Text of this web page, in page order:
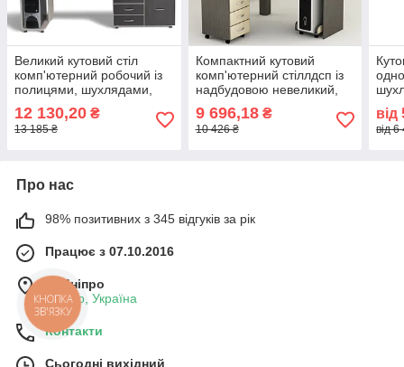
Великий кутовий стіл
комп'ютерний робочий із
полицями, шухлядами,
шафками СК-6
однотумбовий тис Меблі
12 130,20 ₴
13 185 ₴
Компактний кутовий
комп'ютерний стіллдсп із
надбудовою невеликий,
для роботи та дому СК-23
Тіса Меблі
9 696,18₴
10 426 ₴
СП-
від
від
Про нас
98% позитивних з 345 відгуків за рік
Працює з 07.10.2016
м. Дніпро
Дніпро, Україна
Контакти
Сьогодні вихідний
КНОПКА
ЗВ'ЯЗКУ